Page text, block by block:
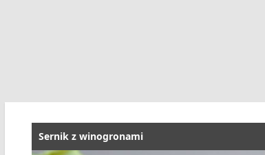
Sernik z winogronami